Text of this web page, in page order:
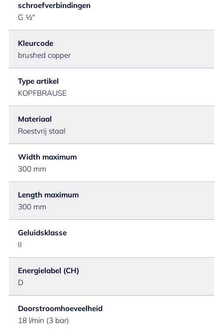
schroefverbindingen
G ½"
Kleurcode
brushed copper
Type artikel
KOPFBRAUSE
Materiaal
Roestvrij staal
Width maximum
300 mm
Length maximum
300 mm
Geluidsklasse
II
Energielabel (CH)
D
Doorstroomhoeveelheid
18 l/min (3 bar)